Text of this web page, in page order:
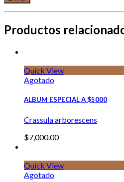
Productos
Quick View
Agotado
ALBUM ESPECIAL A $5000
Crassula arborescens
$7,000.00
Quick View
Agotado